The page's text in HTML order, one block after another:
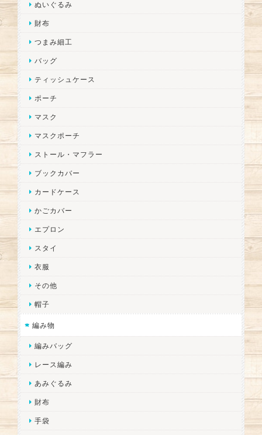
ぬいぐるみ
財布
つまみ細工
バッグ
ティッシュケース
ポーチ
マスク
マスクポーチ
ストール・マフラー
ブックカバー
カードケース
かごカバー
エプロン
スタイ
衣服
その他
帽子
編み物
編みバッグ
レース編み
あみぐるみ
財布
手袋